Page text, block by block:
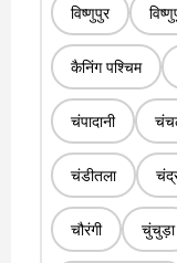
विष्णुपुर
कैनिंग पश्चिम
चंपादानी
चंडीतला
चौरंगी चुंचुड़ा